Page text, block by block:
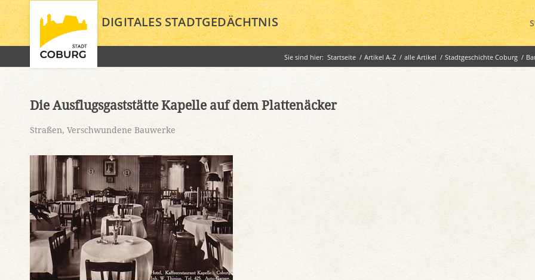
DIGITALES STADTGEDÄCHTNIS
Sie sind hier: Startseite / Artikel A-Z / alle Artikel / Stadtgeschichte Coburg /
Die Ausflugsgaststätte Kapelle auf dem Plattenäcker
Straßen, Verschwundene Bauwerke